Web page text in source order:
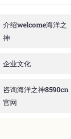
介绍welcome海洋之
神
企业文化
咨询海洋之神8590cn
官网